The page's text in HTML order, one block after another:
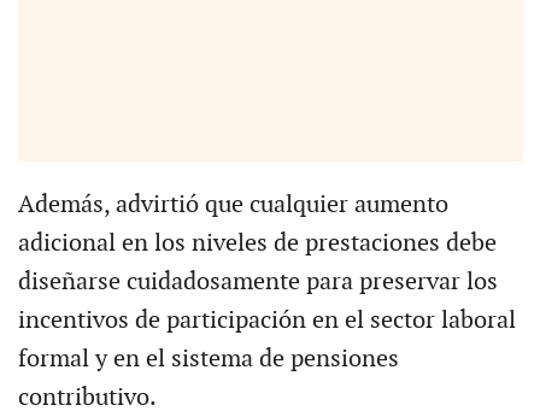
Además, advirtió que cualquier aumento
adicional en los niveles de prestaciones debe
diseñarse cuidadosamente para preservar los
incentivos de participación en el sector laboral
formal y en el sistema de pensiones
contributivo.